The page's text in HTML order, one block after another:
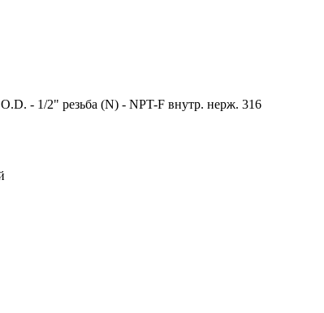
- 1/2" резьба (N) - NPT-F внутр. нерж. 316